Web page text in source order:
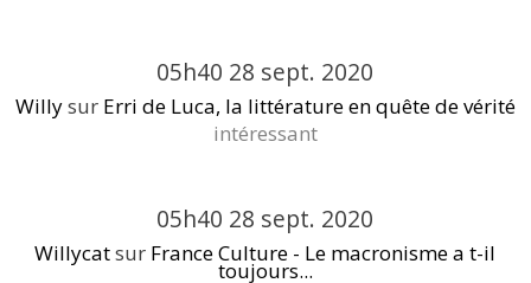
05h40 28 sept. 2020
Willysur Erri de Luca, la littérature en quête de vérité
intéressant
05h40 28 sept. 2020
Willycatsur France Culture - Le macronisme a t-il
toujours...